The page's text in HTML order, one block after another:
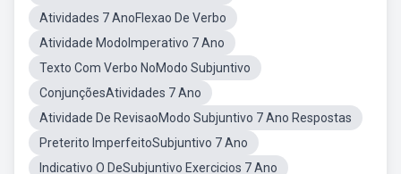
Atividades 7 AnoFlexao De Verbo
Atividade ModoImperativo 7 Ano
Texto Com Verbo NoModo Subjuntivo
ConjunçõesAtividades 7 Ano
Atividade De RevisaoModo Subjuntivo 7 Ano Respostas
Preterito ImperfeitoSubjuntivo 7 Ano
Indicativo O DeSubjuntivo Exercicios 7 Ano